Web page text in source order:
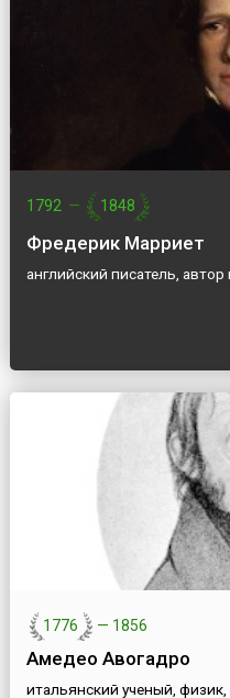
1792 — 1848
Фредерик Марриет
английский писатель,
1776 — 1856
Амедео Авогадро
итальянский ученый,